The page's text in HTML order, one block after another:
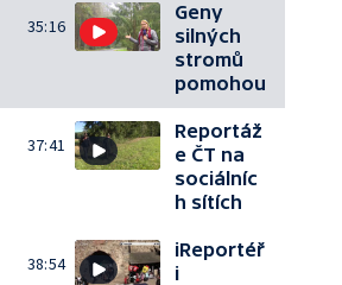
35:16
Geny
silných
stromů
pomohou
37:41
Reportáž
e ČT na
sociálníc
h sítích
38:54
iReportéř
i